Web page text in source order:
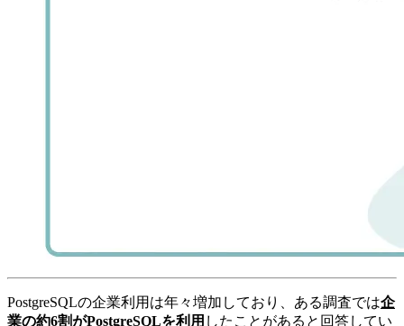
PostgreSQLの企業利用は年々増加しており、ある調査では企
業の約6割がPostgreSQLを利用 したことがあると回答してい